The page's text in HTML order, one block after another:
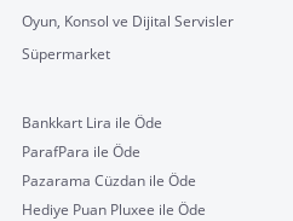
Oyun, Konsol ve Dijital Servisler
Süpermarket
Bankkart Lira ile Öde
ParafPara ile Öde
Pazarama Cüzdan ile Öde
Hediye Puan Pluxee ile Öde